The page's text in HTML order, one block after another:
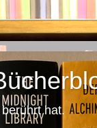
hat.